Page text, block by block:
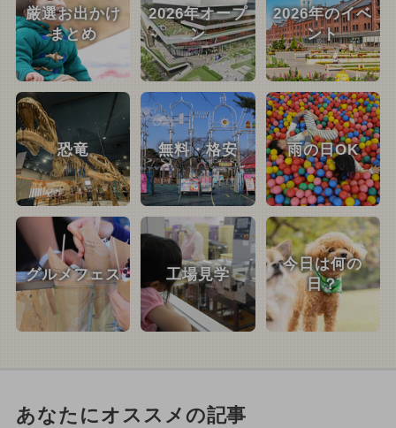
厳選お出かけ
まとめ
2026年オープ
ン
2026年のイベ
ント
恐竜 無料・格安 雨の日OK
グルメフェス 工場見学
今日は何の
日？
あなたにオススメの記事